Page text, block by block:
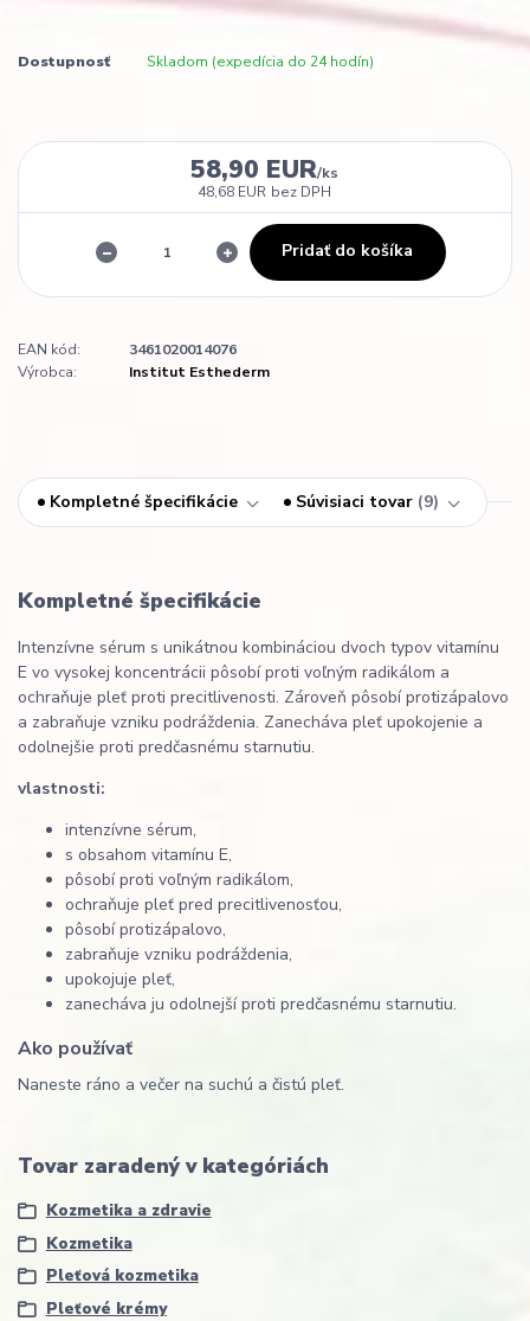
Dostupnosť Skladom (expedícia do 24 hodín)
58,90 EUR/ks
48,68 EUR bez DPH
Pridať do košíka
EAN kód:
3461020014076
Výrobca:
Institut Esthederm
Kompletné špecifikácie Súvisiaci tovar 9
Kompletné špecifikácie
Intenzívne sérum s unikátnou kombináciou dvoch typov vitamínu
E vo vysokej koncentrácii pôsobí proti voľným radikálom a
ochraňuje pleť proti precitlivenosti. Zároveň pôsobí protizápalovo
a zabraňuje vzniku podráždenia. Zanecháva pleť upokojenie a
odolnejšie proti predčasnému starnutiu.
vlastnosti:
intenzívne sérum,
s obsahom vitamínu E,
pôsobí proti voľným radikálom,
ochraňuje pleť pred precitlivenosťou,
pôsobí protizápalovo,
zabraňuje vzniku podráždenia,
upokojuje pleť,
zanecháva ju odolnejší proti predčasnému starnutiu.
Ako používať
Naneste ráno a večer na suchú a čistú pleť.
Tovar zaradený v kategóriách
Kozmetika a zdravie
Kozmetika
Pleťová kozmetika
Pleťové krémy